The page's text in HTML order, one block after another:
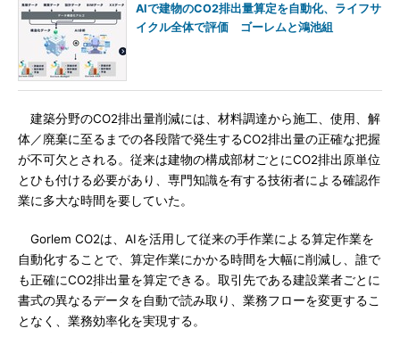
AIで建物のCO2排出量算定を自動化、ライフサ
イクル全体で評価 ゴーレムと鴻池組
建築分野のCO2排出量削減には、材料調達から施工、使用、解
体／廃棄に至るまでの各段階で発生するCO2排出量の正確な把握
が不可欠とされる。従来は建物の構成部材ごとにCO2排出原単位
とひも付ける必要があり、専門知識を有する技術者による確認作
業に多大な時間を要していた。
Gorlem CO2は、AIを活用して従来の手作業による算定作業を
自動化することで、算定作業にかかる時間を大幅に削減し、誰で
も正確にCO2排出量を算定できる。取引先である建設業者ごとに
書式の異なるデータを自動で読み取り、業務フローを変更するこ
となく、業務効率化を実現する。